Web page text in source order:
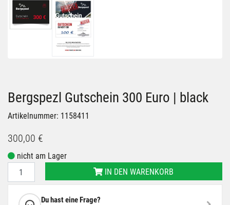
Bergspezl Gutschein 300 Euro | black
Artikelnummer: 1158411
300,00 €
nicht am Lager
IN DEN WARENKORB
Du hast eine Frage?